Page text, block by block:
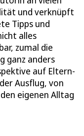
und verknüpft
Tipps und
alles
zumal die
ganz anders
auf Eltern-
Ausflug, von
eigenen Alltag